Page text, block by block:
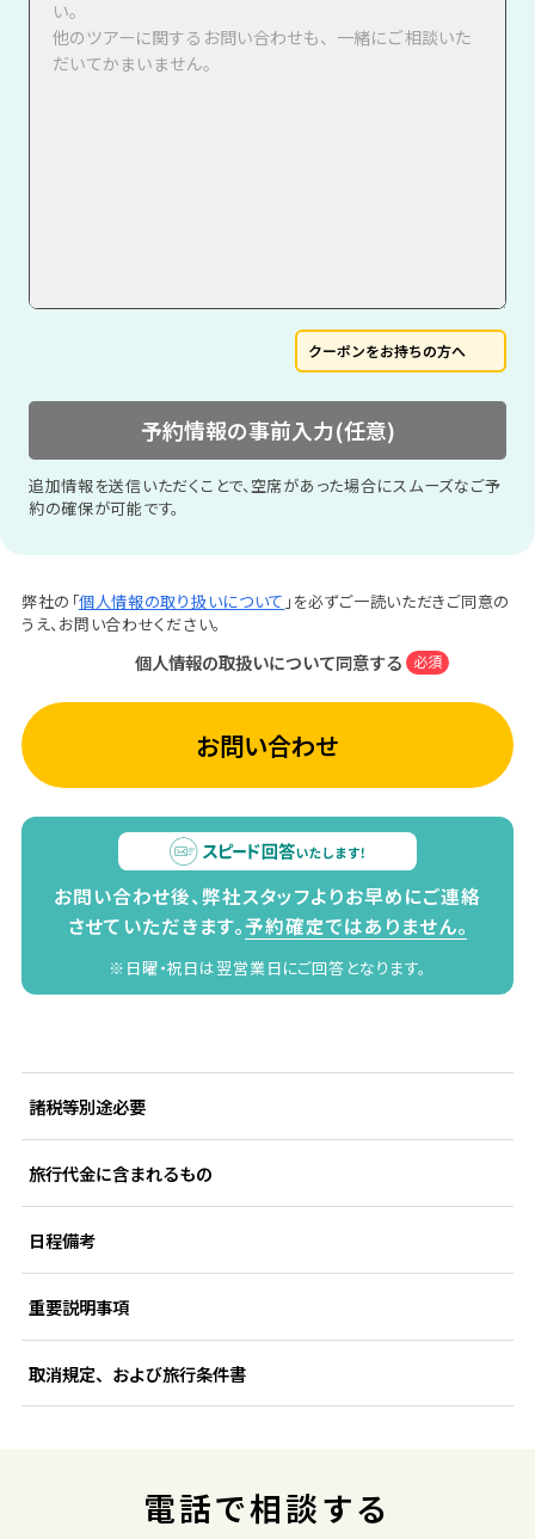
クーポンをお持ちの方へ
予約情報の事前入力(任意)
追加情報を送信いただくことで、空席があった場合にスムーズなご予
約の確保が可能です。
弊社の「個人情報の取り扱いについて 」を必ずご一読いただきご同意の
うえ、お問い合わせください。
個人情報の取扱いについて同意する 必須
お問い合わせ
お問い合わせ後、弊社スタッフよりお早めにご連絡
させていただきます。予約確定ではありません。
※日曜・祝日は翌営業日にご回答となります。
諸税等別途必要
旅行代金に含まれるもの
日程備考
重要説明事項
取消規定、および旅行条件書
電話で相談する